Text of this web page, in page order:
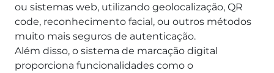
ou sistemas web, utilizando geolocalização, QR
code, reconhecimento facial, ou outros métodos
muito mais seguros de autenticação.
Além disso, o sistema de marcação digital
proporciona funcionalidades como o